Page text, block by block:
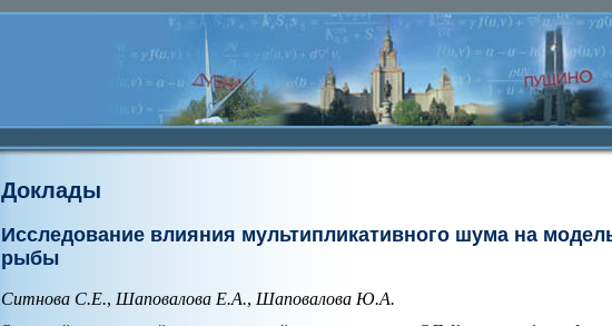
Доклады
Исследование влияния мультипликативного шума на
рыбы
Ситнова С.Е., Шаповалова Е.А., Шаповалова Ю.А.